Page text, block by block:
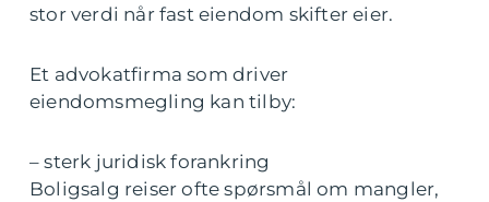
stor verdi når fast eiendom skifter eier.
Et advokatfirma som driver
eiendomsmegling kan tilby:
– sterk juridisk forankring
Boligsalg reiser ofte spørsmål om mangler,